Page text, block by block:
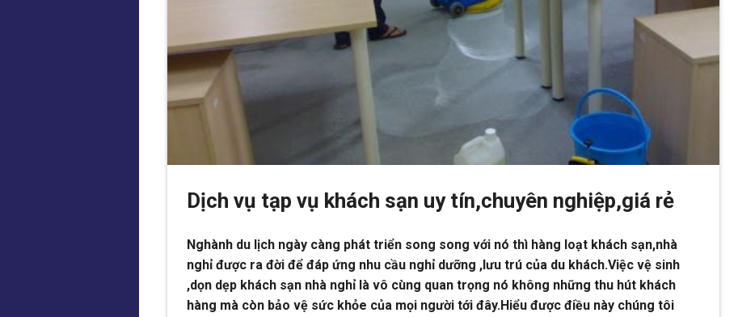
Dịch vụ tạp vụ khách sạn uy tín,chuyên nghiệp,giá rẻ
Nghành du lịch ngày càng phát triển song song với nó thì hàng loạt khách sạn,nhà
nghỉ được ra đời để đáp ứng nhu cầu nghỉ dưỡng ,lưu trú của du khách.Việc vệ sinh
,dọn dẹp khách sạn nhà nghỉ là vô cùng quan trọng nó không những thu hút khách
hàng mà còn bảo vệ sức khỏe của mọi người tới đây.Hiểu được điều này chúng tôi